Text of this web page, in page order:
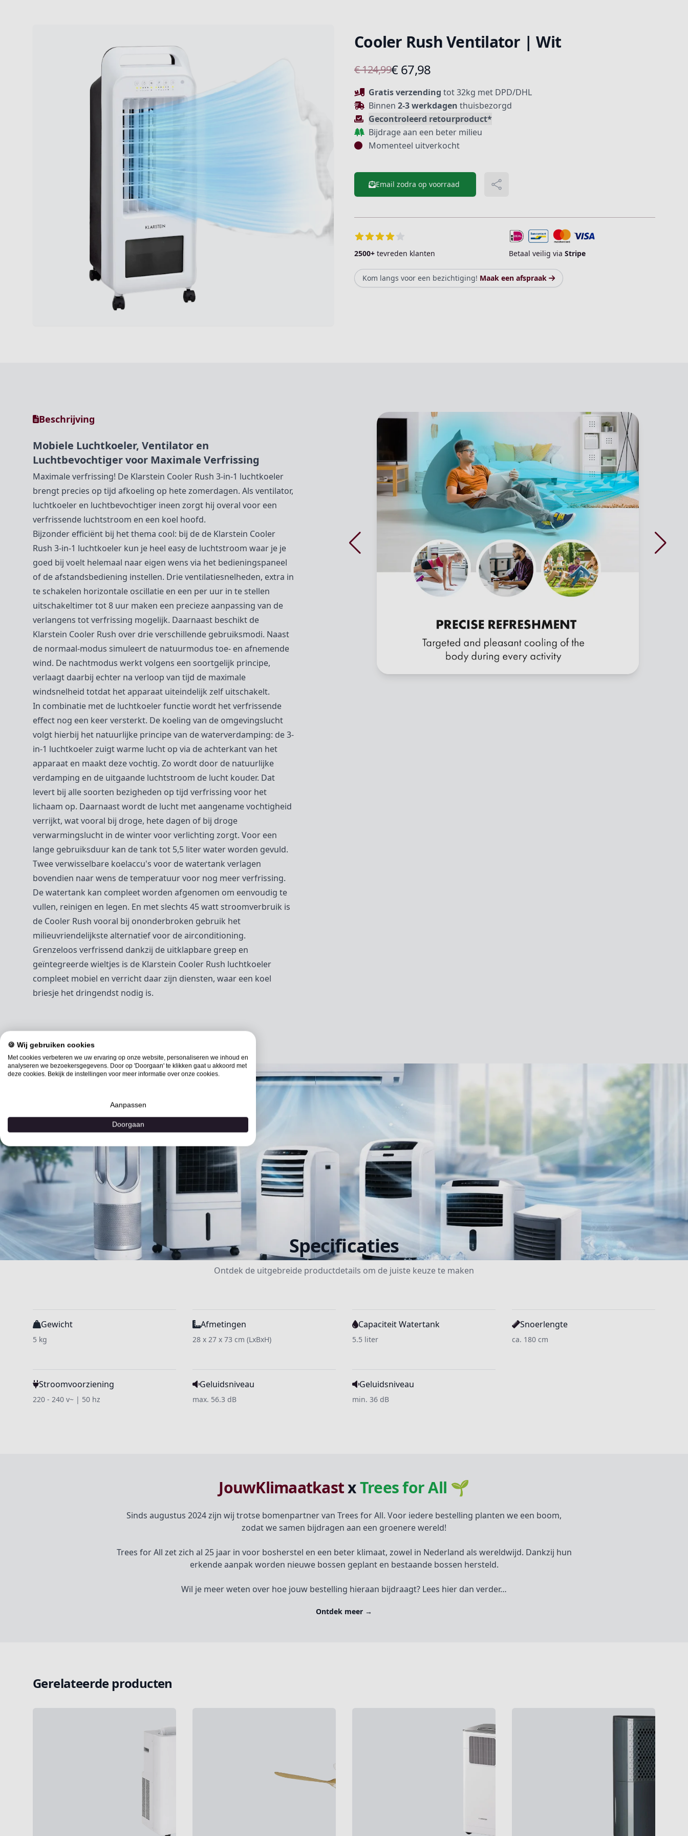
Cooler Rush Ventilator | Wit
Product informatie
€ 124,99€ 67,98
Beschrijving
Gratis verzending tot 32kg met DPD/DHL
Binnen 2-3 werkdagen thuisbezorgd
Gecontroleerd retourproduct*
Bijdrage aan een beter milieu
Momenteel uitverkocht
Email zodra op voorraad Delen
2500+ tevreden klanten Betaal veilig via Stripe
Kom langs voor een bezichtiging! Maak een afspraak
Beschrijving
Mobiele Luchtkoeler, Ventilator en
Luchtbevochtiger voor Maximale Verfrissing
Maximale verfrissing! De Klarstein Cooler Rush 3-in-1 luchtkoeler
brengt precies op tijd afkoeling op hete zomerdagen. Als ventilator,
luchtkoeler en luchtbevochtiger ineen zorgt hij overal voor een
verfrissende luchtstroom en een koel hoofd.
Bijzonder efficiënt bij het thema cool: bij de de Klarstein Cooler
Rush 3-in-1 luchtkoeler kun je heel easy de luchtstroom waar je je
goed bij voelt helemaal naar eigen wens via het bedieningspaneel
of de afstandsbediening instellen. Drie ventilatiesnelheden, extra in
te schakelen horizontale oscillatie en een per uur in te stellen
uitschakeltimer tot 8 uur maken een precieze aanpassing van de
verlangens tot verfrissing mogelijk. Daarnaast beschikt de
Klarstein Cooler Rush over drie verschillende gebruiksmodi. Naast
de normaal-modus simuleert de natuurmodus toe- en afnemende
wind. De nachtmodus werkt volgens een soortgelijk principe,
verlaagt daarbij echter na verloop van tijd de maximale
windsnelheid totdat het apparaat uiteindelijk zelf uitschakelt.
In combinatie met de luchtkoeler functie wordt het verfrissende
effect nog een keer versterkt. De koeling van de omgevingslucht
volgt hierbij het natuurlijke principe van de waterverdamping: de 3-
in-1 luchtkoeler zuigt warme lucht op via de achterkant van het
apparaat en maakt deze vochtig. Zo wordt door de natuurlijke
verdamping en de uitgaande luchtstroom de lucht kouder. Dat
levert bij alle soorten bezigheden op tijd verfrissing voor het
lichaam op. Daarnaast wordt de lucht met aangename vochtigheid
verrijkt, wat vooral bij droge, hete dagen of bij droge
verwarmingslucht in de winter voor verlichting zorgt. Voor een
lange gebruiksduur kan de tank tot 5,5 liter water worden gevuld.
Twee verwisselbare koelaccu's voor de watertank verlagen
bovendien naar wens de temperatuur voor nog meer verfrissing.
De watertank kan compleet worden afgenomen om eenvoudig te
vullen, reinigen en legen. En met slechts 45 watt stroomverbruik is
de Cooler Rush vooral bij ononderbroken gebruik het
milieuvriendelijkste alternatief voor de airconditioning.
Grenzeloos verfrissend dankzij de uitklapbare greep en
geïntegreerde wieltjes is de Klarstein Cooler Rush luchtkoeler
compleet mobiel en verricht daar zijn diensten, waar een koel
briesje het dringendst nodig is.
Specificaties
Ontdek de uitgebreide productdetails om de juiste keuze te maken
Gewicht
5 kg
Afmetingen
28 x 27 x 73 cm (LxBxH)
Capaciteit Watertank
5.5 liter
Snoerlengte
ca. 180 cm
Stroomvoorziening
220 - 240 v~ | 50 hz
Geluidsniveau
max. 56.3 dB
Geluidsniveau
min. 36 dB
JouwKlimaatkastxTrees for All 🌱
Sinds augustus 2024 zijn wij trotse bomenpartner van Trees for All. Voor iedere bestelling planten we een boom,
zodat we samen bijdragen aan een groenere wereld!
Trees for All zet zich al 25 jaar in voor bosherstel en een beter klimaat, zowel in Nederland als wereldwijd. Dankzij hun
erkende aanpak worden nieuwe bossen geplant en bestaande bossen hersteld.
Wil je meer weten over hoe jouw bestelling hieraan bijdraagt? Lees hier dan verder…
Ontdek meer →
Gerelateerde producten
🍪 Wij gebruiken cookies
Met cookies verbeteren we uw ervaring op onze website, personaliseren we inhoud en
analyseren we bezoekersgegevens. Door op 'Doorgaan' te klikken gaat u akkoord met
deze cookies. Bekijk de instellingen voor meer informatie over onze cookies.
Aanpassen
Doorgaan